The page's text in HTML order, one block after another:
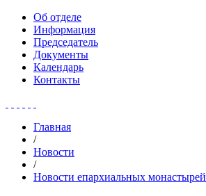
Об отделе
Информация
Председатель
Документы
Календарь
Контакты
Главная
/
Новости
/
Новости епархиальных монастырей